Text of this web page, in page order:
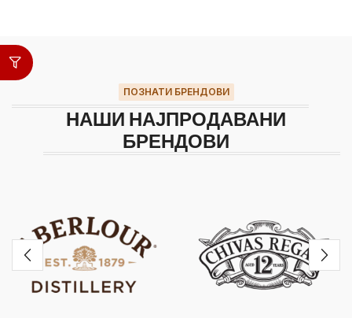
ПОЗНАТИ БРЕНДОВИ
НАШИ НАЈПРОДАВАНИ
БРЕНДОВИ